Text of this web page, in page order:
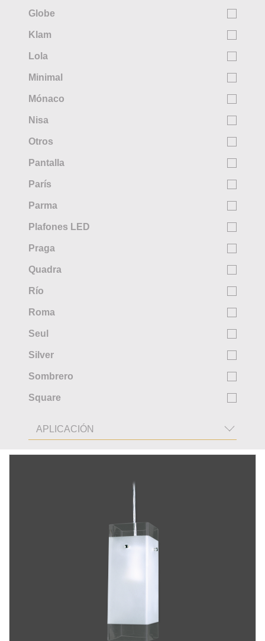
Globe
Klam
Lola
Minimal
Mónaco
Nisa
Otros
Pantalla
París
Parma
Plafones LED
Praga
Quadra
Río
Roma
Seul
Silver
Sombrero
Square
APLICACIÓN